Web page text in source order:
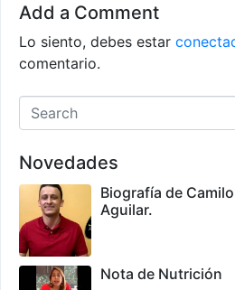
Add a Comment
Lo siento, debes estar
comentario.
Novedades
Biografía de
Aguilar.
Nota de Nutrición